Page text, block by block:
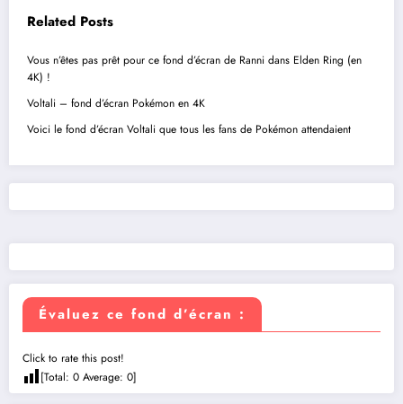
Related Posts
Vous n’êtes pas prêt pour ce fond d’écran de Ranni dans Elden Ring (en
4K) !
Voltali – fond d’écran Pokémon en 4K
Voici le fond d’écran Voltali que tous les fans de Pokémon attendaient
Évaluez ce fond d’écran :
Click to rate this post!
[Total: 0 Average: 0]